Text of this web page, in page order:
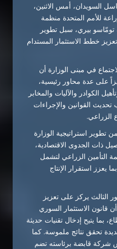
السويدان، أمس الاثنين،
للأمم المتحدة منظمة
تومّاسو بيري، سبل تطوير
خطط الاستثمار المستدام
في مبنى الوزارة أن
على عدة محاور رئيسية،
الكوادر والآليات والمخابر
تحديث القوانين والإجراءات
الزراعي.
تطوير استراتيجية الوزارة
ذات الجدوى الاقتصادية،
التأمين الزراعي لتشمل
يعزز استقرار الإنتاج
الثالث يركز على تعزيز
أن قانون الاستثمار السوري
بما يتيح إدخال تقنيات حديثة
تحقق نتائج ملموسة. كما
قابضة برئاسته تضم